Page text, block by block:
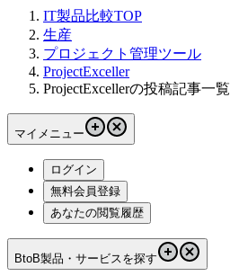
IT製品比較TOP
生産
プロジェクト管理ツール
ProjectExceller
ProjectExcellerの投稿記事一覧
マイメニュー
ログイン
無料会員登録
あなたの閲覧履歴
BtoB製品・サービスを探す